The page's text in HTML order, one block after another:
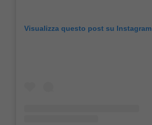
Visualizza questo post su Instagram